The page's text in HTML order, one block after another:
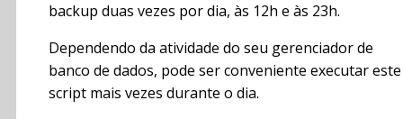
backup duas vezes por dia, às 12h e às 23h.
Dependendo da atividade do seu gerenciador de
banco de dados, pode ser conveniente executar este
script mais vezes durante o dia.